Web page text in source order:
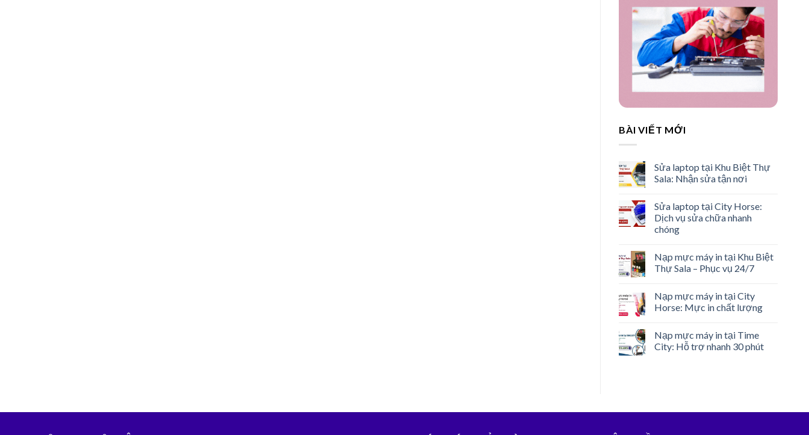
BÀI VIẾT MỚI
Sửa laptop tại Khu Biệt Thự
Sala: Nhận sửa tận nơi
Sửa laptop tại City Horse:
Dịch vụ sửa chữa nhanh
chóng
Nạp mực máy in tại Khu Biệt
Thự Sala – Phục vụ 24/7
Nạp mực máy in tại City
Horse: Mực in chất lượng
Nạp mực máy in tại Time
City: Hỗ trợ nhanh 30 phút